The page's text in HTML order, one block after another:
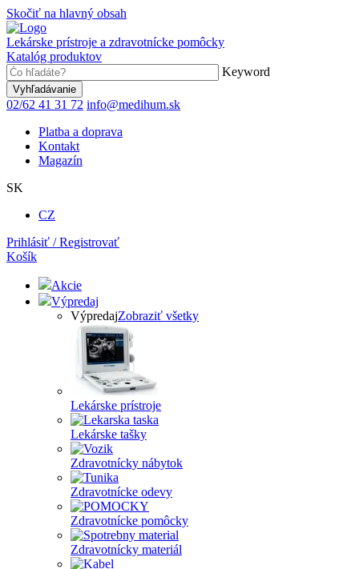
Skočiť na hlavný obsah
Lekárske prístroje a zdravotnícke pomôcky
Katalóg produktov
Keyword
02/62 41 31 72 info@medihum.sk
Platba a doprava
Kontakt
Magazín
SK
CZ
Prihlásiť / Registrovať
Košík
Akcie
Výpredaj
VýpredajZobraziť všetky
Lekárske prístroje
Lekárske tašky
Zdravotnícky nábytok
Zdravotnícke odevy
Zdravotnícke pomôcky
Zdravotnícky materiál